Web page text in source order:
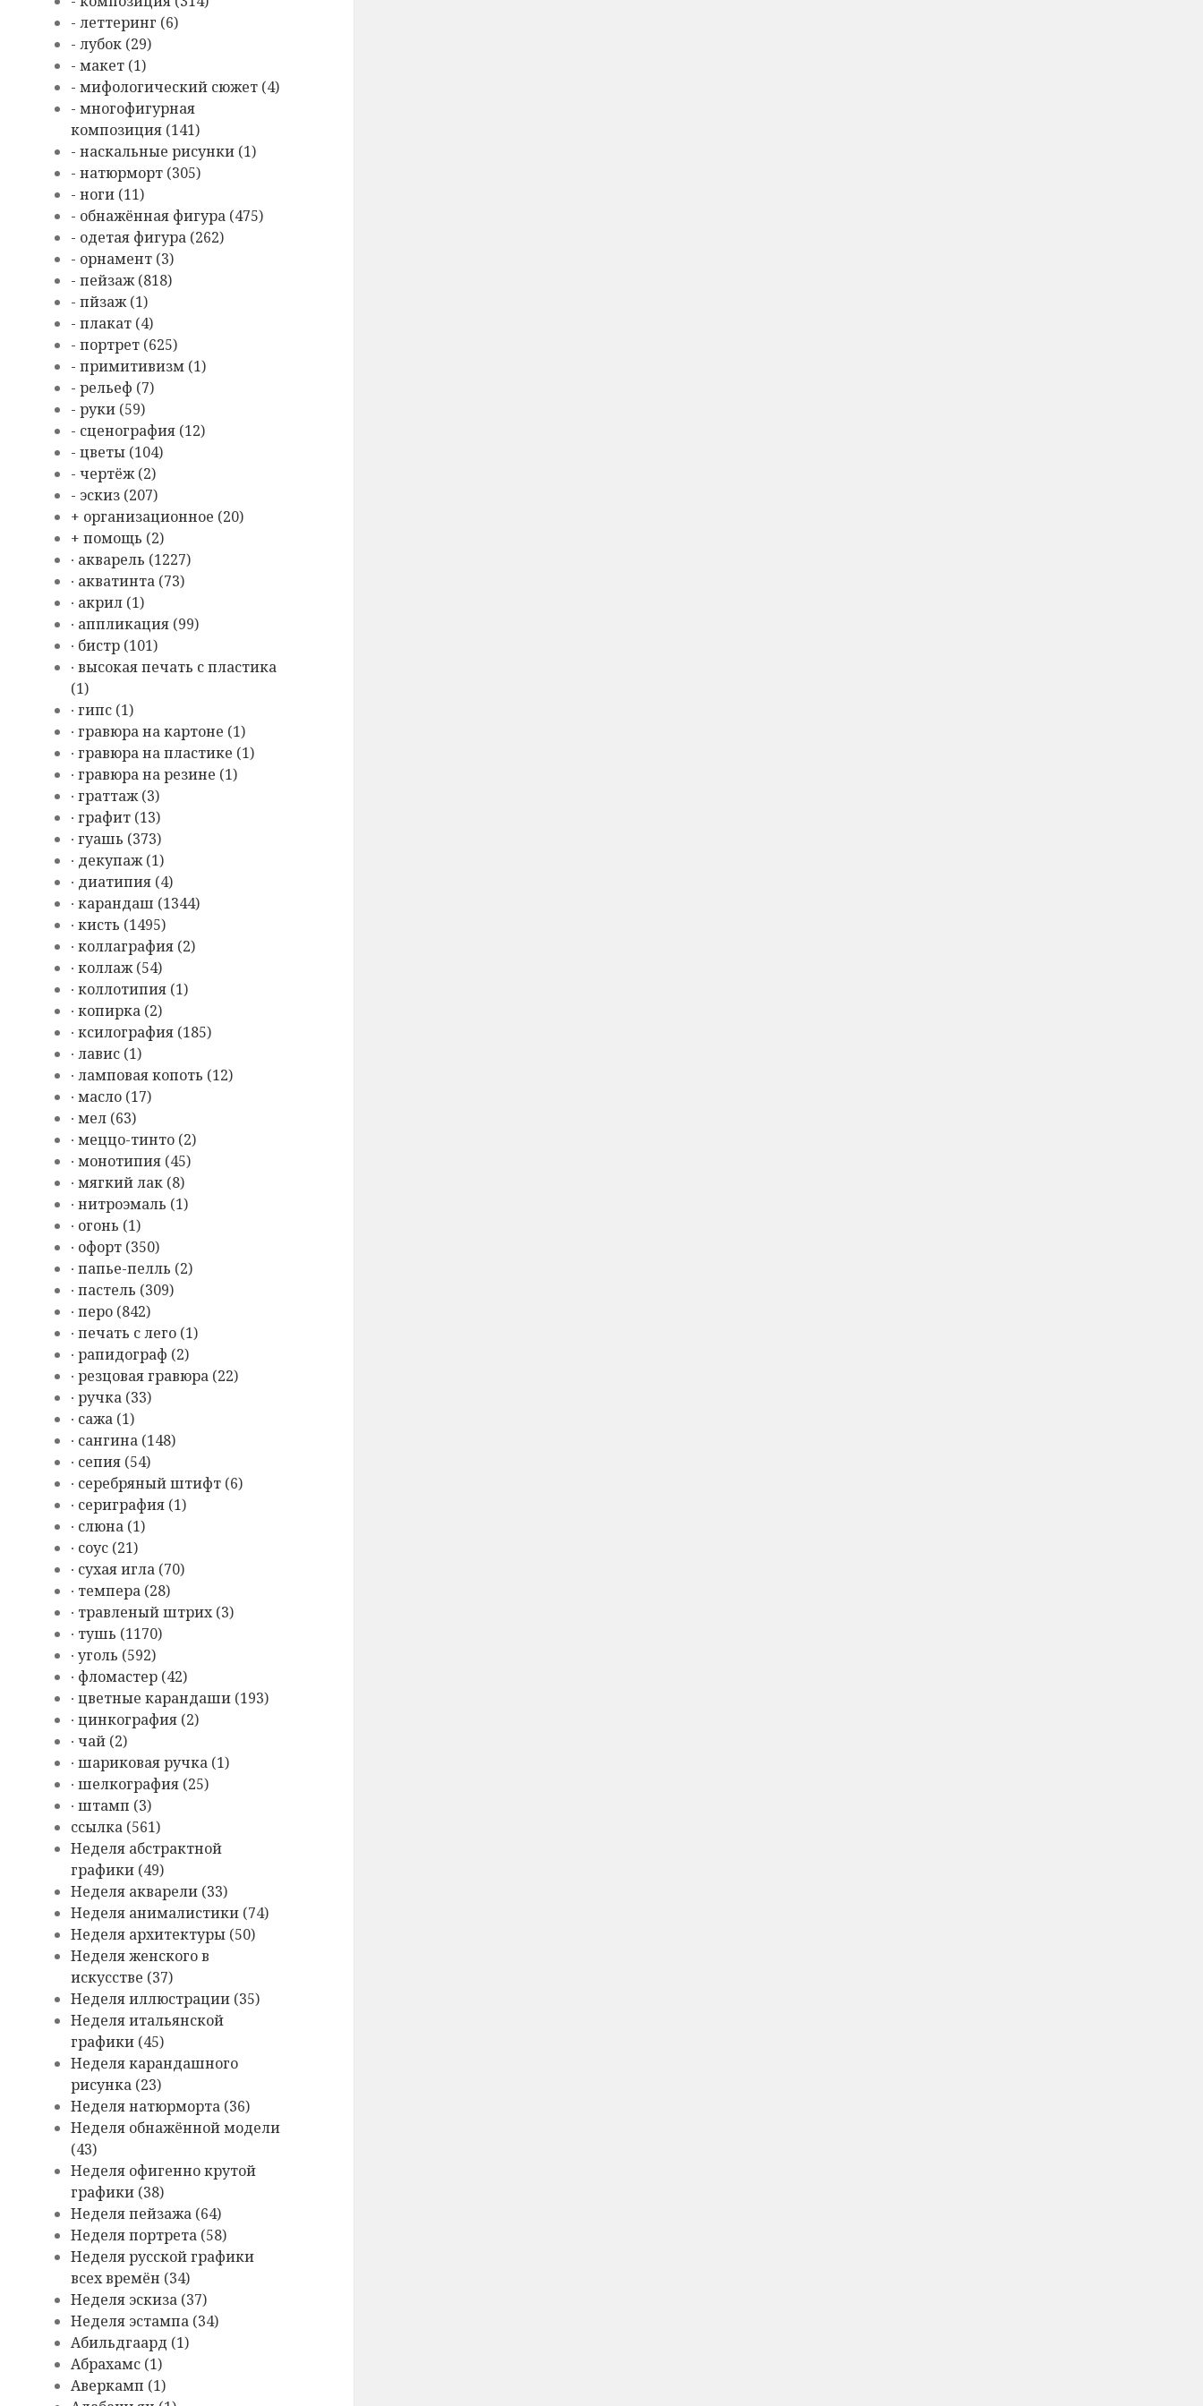
- леттеринг (6)
- лубок (29)
- макет (1)
- мифологический сюжет (4)
- многофигурная
композиция (141)
- наскальные рисунки (1)
- натюрморт (305)
- ноги (11)
- обнажённая фигура (475)
- одетая фигура (262)
- орнамент (3)
- пейзаж (818)
- пйзаж (1)
- плакат (4)
- портрет (625)
- примитивизм (1)
- рельеф (7)
- руки (59)
- сценография (12)
- цветы (104)
- чертёж (2)
- эскиз (207)
+ организационное (20)
+ помощь (2)
∙ акварель (1227)
∙ акватинта (73)
∙ акрил (1)
∙ аппликация (99)
∙ бистр (101)
∙ высокая печать с пластика
(1)
∙ гипс (1)
∙ гравюра на картоне (1)
∙ гравюра на пластике (1)
∙ гравюра на резине (1)
∙ граттаж (3)
∙ графит (13)
∙ гуашь (373)
∙ декупаж (1)
∙ диатипия (4)
∙ карандаш (1344)
∙ кисть (1495)
∙ коллаграфия (2)
∙ коллаж (54)
∙ коллотипия (1)
∙ копирка (2)
∙ ксилография (185)
∙ лавис (1)
∙ ламповая копоть (12)
∙ масло (17)
∙ мел (63)
∙ меццо-тинто (2)
∙ монотипия (45)
∙ мягкий лак (8)
∙ нитроэмаль (1)
∙ огонь (1)
∙ офорт (350)
∙ папье-пелль (2)
∙ пастель (309)
∙ перо (842)
∙ печать с лего (1)
∙ рапидограф (2)
∙ резцовая гравюра (22)
∙ ручка (33)
∙ сажа (1)
∙ сангина (148)
∙ сепия (54)
∙ серебряный штифт (6)
∙ сериграфия (1)
∙ слюна (1)
∙ соус (21)
∙ сухая игла (70)
∙ темпера (28)
∙ травленый штрих (3)
∙ тушь (1170)
∙ уголь (592)
∙ фломастер (42)
∙ цветные карандаши (193)
∙ цинкография (2)
∙ чай (2)
∙ шариковая ручка (1)
∙ шелкография (25)
∙ штамп (3)
cсылка (561)
Hеделя абстрактной
графики (49)
Hеделя акварели (33)
Hеделя анималистики (74)
Hеделя архитектуры (50)
Hеделя женского в
искусстве (37)
Hеделя иллюстрации (35)
Hеделя итальянской
графики (45)
Hеделя карандашного
рисунка (23)
Hеделя натюрморта (36)
Hеделя обнажённой модели
(43)
Hеделя офигенно крутой
графики (38)
Hеделя пейзажа (64)
Hеделя портрета (58)
Hеделя русской графики
всех времён (34)
Hеделя эскиза (37)
Hеделя эстампа (34)
Абильдгаард (1)
Абрахамс (1)
Аверкамп (1)